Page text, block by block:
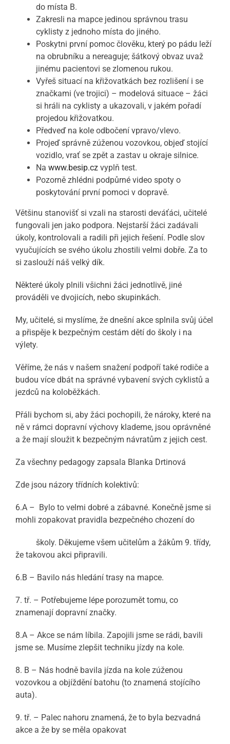
do místa B.
Zakresli na mapce jedinou správnou trasu
cyklisty z jednoho místa do jiného.
Poskytni první pomoc člověku, který po pádu leží
na obrubníku a nereaguje; šátkový obvaz uvaž
jinému pacientovi se zlomenou rukou.
Vyřeš situací na křižovatkách bez rozlišení i se
značkami (ve trojici) – modelová situace – žáci
si hráli na cyklisty a ukazovali, v jakém pořadí
projedou křižovatkou.
Předveď na kole odbočení vpravo/vlevo.
Projeď správně zúženou vozovkou, objeď stojící
vozidlo, vrať se zpět a zastav u okraje silnice.
Na www.besip.cz vyplň test.
Pozorně zhlédni podpůrné video spoty o
poskytování první pomoci v dopravě.
Většinu stanovišť si vzali na starosti deváťáci, učitelé
fungovali jen jako podpora. Nejstarší žáci zadávali
úkoly, kontrolovali a radili při jejich řešení. Podle slov
vyučujících se svého úkolu zhostili velmi dobře. Za to
si zaslouží náš velký dík.
Některé úkoly plnili všichni žáci jednotlivě, jiné
prováděli ve dvojicích, nebo skupinkách.
My, učitelé, si myslíme, že dnešní akce splnila svůj účel
a přispěje k bezpečným cestám dětí do školy i na
výlety.
Věříme, že nás v našem snažení podpoří také rodiče a
budou více dbát na správné vybavení svých cyklistů a
jezdců na koloběžkách.
Přáli bychom si, aby žáci pochopili, že nároky, které na
ně v rámci dopravní výchovy klademe, jsou oprávněné
a že mají sloužit k bezpečným návratům z jejich cest.
Za všechny pedagogy zapsala Blanka Drtinová
Zde jsou názory třídních kolektivů:
6.A – Bylo to velmi dobré a zábavné. Konečně jsme si
mohli zopakovat pravidla bezpečného chození do
školy. Děkujeme všem učitelům a žákům 9. třídy,
že takovou akci připravili.
6.B – Bavilo nás hledání trasy na mapce.
7. tř. – Potřebujeme lépe porozumět tomu, co
znamenají dopravní značky.
8.A – Akce se nám líbila. Zapojili jsme se rádi, bavili
jsme se. Musíme zlepšit techniku jízdy na kole.
8. B – Nás hodně bavila jízda na kole zúženou
vozovkou a objíždění batohu (to znamená stojícího
auta).
9. tř. – Palec nahoru znamená, že to byla bezvadná
akce a že by se měla opakovat